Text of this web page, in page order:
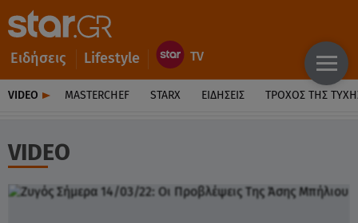
Ειδήσεις Lifestyle
VIDEO MASTERCHEF STARX ΕΙΔΉΣΕΙΣ ΤΡΟΧΌΣ ΤΗΣ
VIDEO